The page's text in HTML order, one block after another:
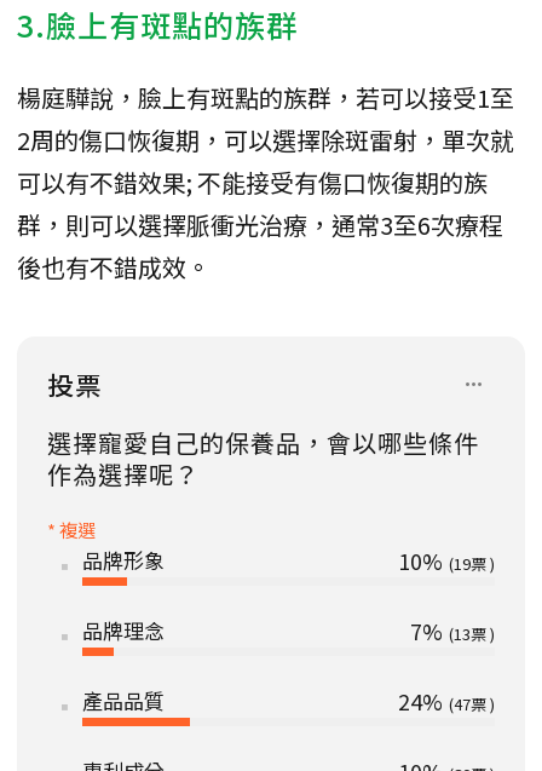
3.臉上有斑點的族群
楊庭驊說，臉上有斑點的族群，若可以接受1至
2周的傷口恢復期，可以選擇除斑雷射，單次就
可以有不錯效果; 不能接受有傷口恢復期的族
群，則可以選擇脈衝光治療，通常3至6次療程
後也有不錯成效。
投票
選擇寵愛自己的保養品，會以哪些條件
作為選擇呢？
* 複選
品牌形象 10% 19
品牌理念 7% 13
產品品質 24% 47